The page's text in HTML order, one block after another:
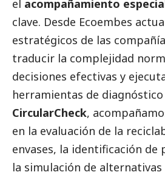
el acompañamiento
clave. Desde Ecoembes
estratégicos de las
traducir la complejidad
decisiones efectivas y
herramientas de
CircularCheck,
en la evaluación de la
envases, la identificación de
la simulación de alternativas